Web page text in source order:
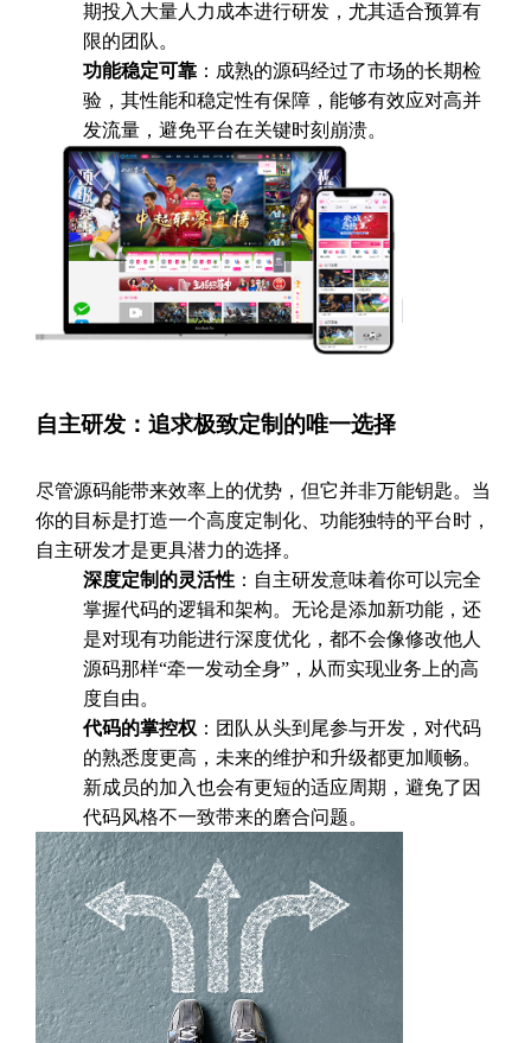
期投入大量人力成本进行研发，尤其适合预算有
限的团队。
功能稳定可靠 ：成熟的源码经过了市场的长期检
验，其性能和稳定性有保障，能够有效应对高并
发流量，避免平台在关键时刻崩溃。
自主研发：追求极致定制的唯一选择
尽管源码能带来效率上的优势，但它并非万能钥匙。当
你的目标是打造一个高度定制化、功能独特的平台时，
自主研发才是更具潜力的选择。
深度定制的灵活性 ：自主研发意味着你可以完全
掌握代码的逻辑和架构。无论是添加新功能，还
是对现有功能进行深度优化，都不会像修改他人
源码那样“牵一发动全身”，从而实现业务上的高
度自由。
代码的掌控权 ：团队从头到尾参与开发，对代码
的熟悉度更高，未来的维护和升级都更加顺畅。
新成员的加入也会有更短的适应周期，避免了因
代码风格不一致带来的磨合问题。